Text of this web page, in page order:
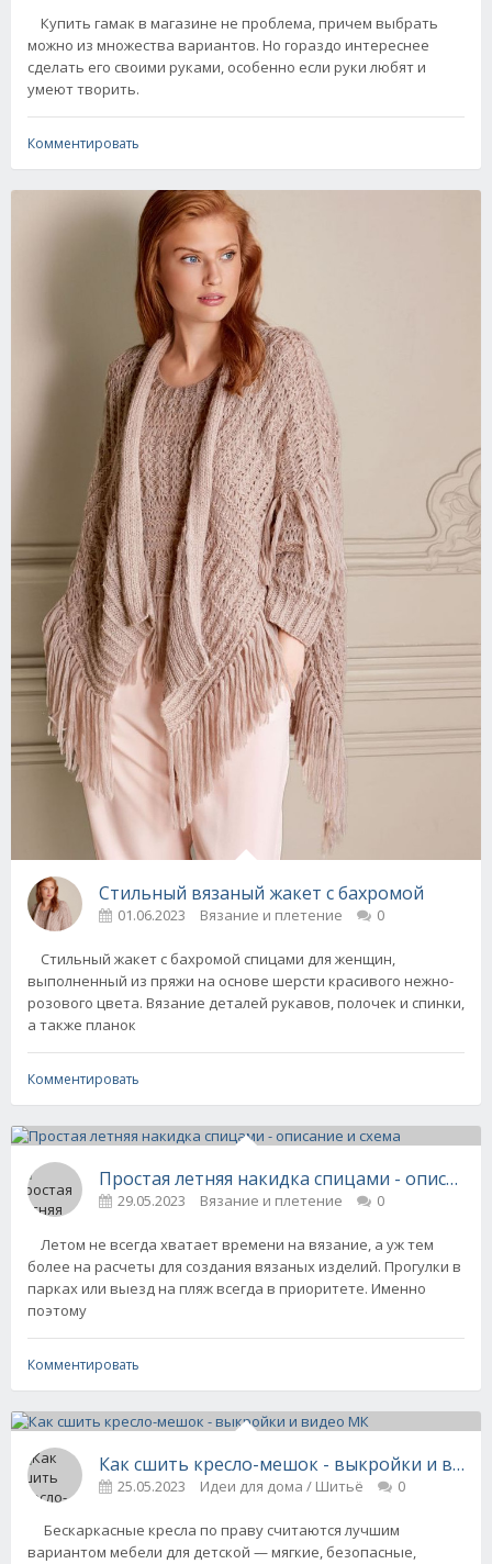
Купить гамак в магазине не проблема, причем выбрать
можно из множества вариантов. Но гораздо интереснее
сделать его своими руками, особенно если руки любят и
умеют творить.
Комментировать
Стильный вязаный жакет с бахромой
01.06.2023 Вязание и плетение 0
Стильный жакет с бахромой спицами для женщин,
выполненный из пряжи на основе шерсти красивого нежно-
розового цвета. Вязание деталей рукавов, полочек и спинки,
а также планок
Комментировать
Простая летняя накидка спицами - описание
29.05.2023 Вязание и плетение 0
Летом не всегда хватает времени на вязание, а уж тем
более на расчеты для создания вязаных изделий. Прогулки в
парках или выезд на пляж всегда в приоритете. Именно
поэтому
Комментировать
Как сшить кресло-мешок - выкройки и
25.05.2023 Идеи для дома / Шитьё 0
Бескаркасные кресла по праву считаются лучшим
вариантом мебели для детской — мягкие, безопасные,